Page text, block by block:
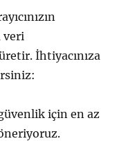
veri
İhtiyacınıza
için en az